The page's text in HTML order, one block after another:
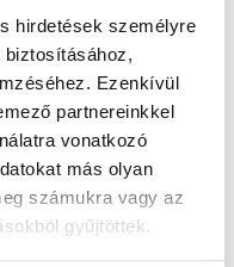
hirdetések személyre
Ezenkívül
partnereinkkel
vonatkozó
más olyan
számukra vagy az
gyűjtöttek.
KRIO Intézet